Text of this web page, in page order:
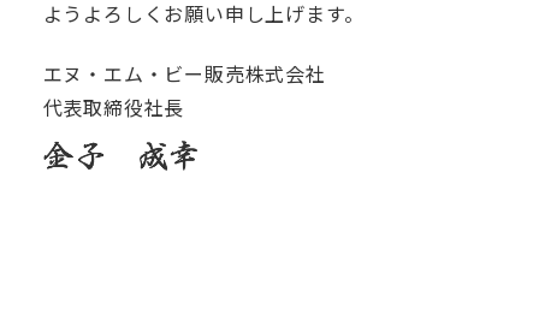
ようよろしくお願い申し上げます。
エヌ・エム・ビー販売株式会社
代表取締役社長